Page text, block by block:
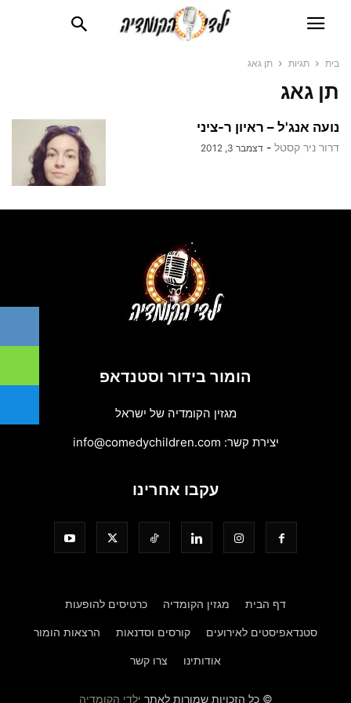
בית תגיות תן גאג
תן גאג
נועה אנג'ל – ראיון ר-ציני
דרור ניר קסטל - דצמבר 3, 2012
הומור בידור וסטנדאפ
מגזין הקומדיה של ישראל
יצירת קשר: info@comedychildren.com
עקבו אחרינו
דף הבית מגזין הקומדיה כרטיסים להופעות
סטנדאפיסטים לאירועים קורסים וסדנאות הרצאות הומור
אודותינו צרו קשר
© כל הזכויות שמורות לאתר ילדי הקומדיה